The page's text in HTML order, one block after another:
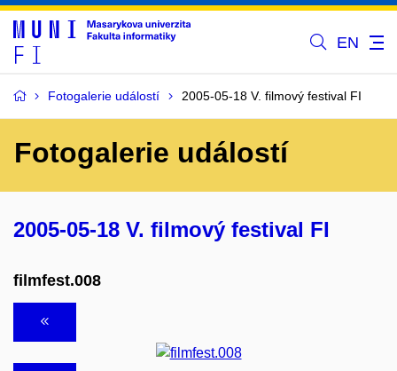
EN
Fotogalerie událostí 2005-05-18 V. filmový festival FI
Fotogalerie událostí
2005-05-18 V. filmový festival FI
filmfest.008